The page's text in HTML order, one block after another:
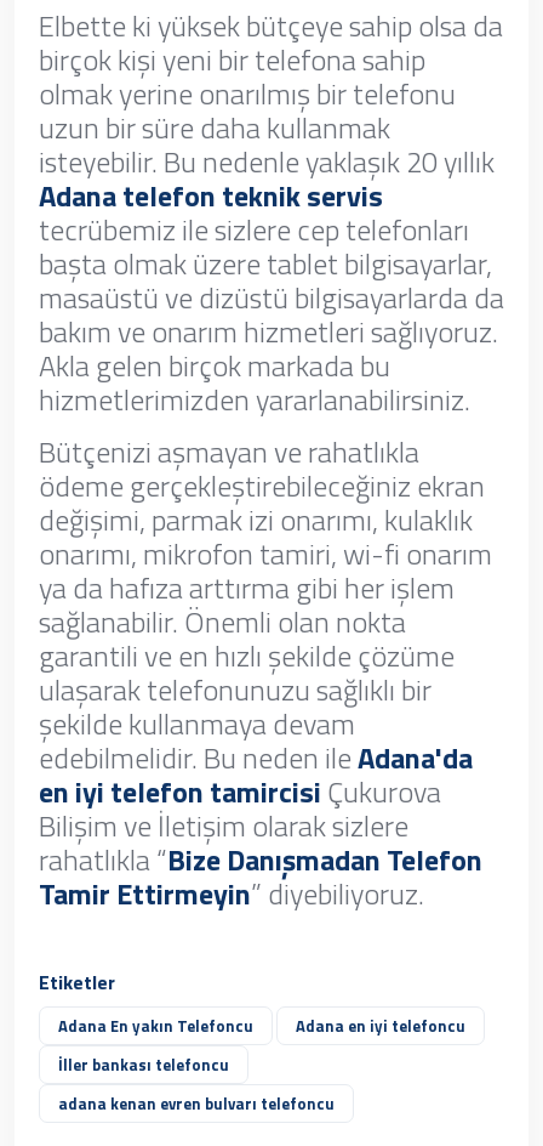
Elbette ki yüksek bütçeye sahip olsa da
birçok kişi yeni bir telefona sahip
olmak yerine onarılmış bir telefonu
uzun bir süre daha kullanmak
isteyebilir. Bu nedenle yaklaşık 20 yıllık
Adana telefon teknik servis
tecrübemiz ile sizlere cep telefonları
başta olmak üzere tablet bilgisayarlar,
masaüstü ve dizüstü bilgisayarlarda da
bakım ve onarım hizmetleri sağlıyoruz.
Akla gelen birçok markada bu
hizmetlerimizden yararlanabilirsiniz.
Bütçenizi aşmayan ve rahatlıkla
ödeme gerçekleştirebileceğiniz ekran
değişimi, parmak izi onarımı, kulaklık
onarımı, mikrofon tamiri, wi-fi onarım
ya da hafıza arttırma gibi her işlem
sağlanabilir. Önemli olan nokta
garantili ve en hızlı şekilde çözüme
ulaşarak telefonunuzu sağlıklı bir
şekilde kullanmaya devam
edebilmelidir. Bu neden ileAdana'da
en iyi telefon tamircisiÇukurova
Bilişim ve İletişim olarak sizlere
rahatlıkla “Bize Danışmadan Telefon
Tamir Ettirmeyin” diyebiliyoruz.
Etiketler
Adana En yakın Telefoncu
Adana en iyi telefoncu
İller bankası telefoncu
adana kenan evren bulvarı telefoncu